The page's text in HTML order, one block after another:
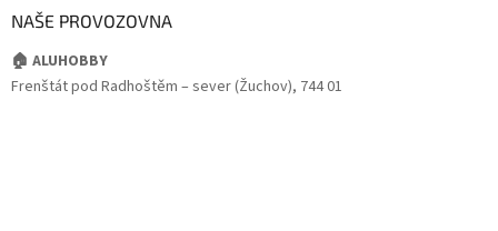
NAŠE PROVOZOVNA
🏠 ALUHOBBY
Frenštát pod Radhoštěm – sever (Žuchov), 744 01